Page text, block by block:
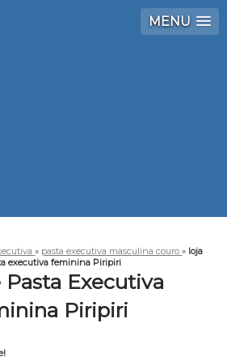
MENU
» pasta executiva masculina couro» loja
executiva feminina Piripiri
Pasta Executiva
Piripiri